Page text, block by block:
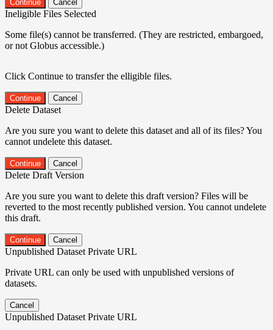
Continue Cancel
Ineligible Files Selected
Some file(s) cannot be transferred. (They are restricted, embargoed,
or not Globus accessible.)
Click Continue to transfer the elligible files.
Continue Cancel
Delete Dataset
Are you sure you want to delete this dataset and all of its files? You
cannot undelete this dataset.
Continue Cancel
Delete Draft Version
Are you sure you want to delete this draft version? Files will be
reverted to the most recently published version. You cannot undelete
this draft.
Continue Cancel
Unpublished Dataset Private URL
Private URL can only be used with unpublished versions of
datasets.
Cancel
Unpublished Dataset Private URL